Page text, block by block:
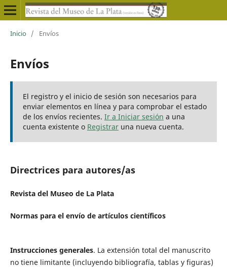
Inicio / Envíos
Envíos
El registro y el inicio de sesión son necesarios para
enviar elementos en línea y para comprobar el estado
de los envíos recientes. Ir a Iniciar sesión a una
cuenta existente o Registraruna nueva cuenta.
Directrices para autores/as
Revista del Museo de La Plata
Normas para el envío de artículos científicos
Instrucciones generales. La extensión total del manuscrito
no tiene limitante (incluyendo bibliografía, tablas y figuras)